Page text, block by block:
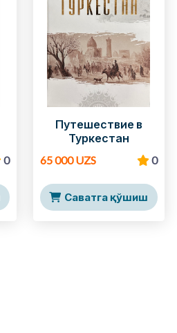
0
Путешествие в
Туркестан
65 000 UZS
0
Саватга қўшиш